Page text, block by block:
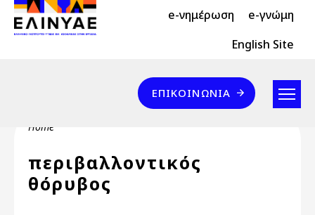
Skip to main content
Header Top 2 e-νημέρωση e-γνώμη
Header Top English Site
Επικοινωνία
ΕΠΙΚΟΙΝΩΝΊΑ
Breadcrumb
Home
περιβαλλοντικός
θόρυβος